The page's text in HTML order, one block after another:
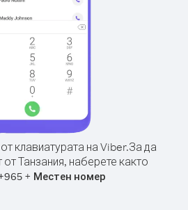
клавиатурата на Viber.За да
Танзания, наберете както
965 + Местен номер